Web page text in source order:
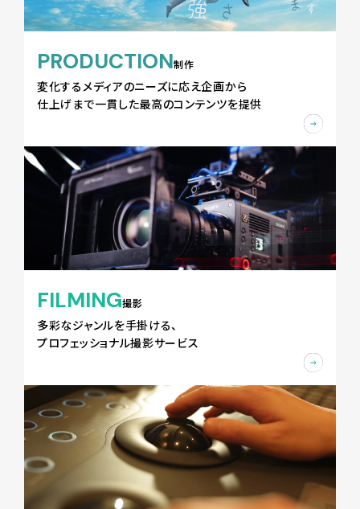
PRODUCTION制作
変化するメディアのニーズに応え企画から
仕上げまで一貫した最高のコンテンツを提供
FILMING撮影
多彩なジャンルを手掛ける、
プロフェッショナル撮影サービス